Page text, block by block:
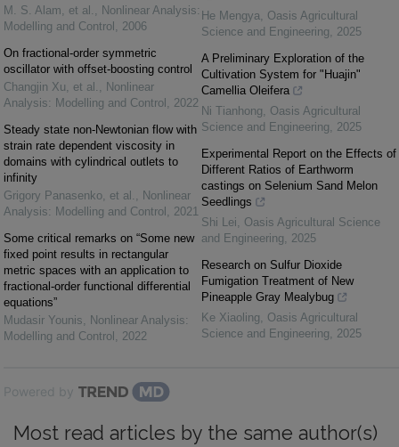
M. S. Alam, et al. , Nonlinear Analysis:
Modelling and Control , 2006
On fractional-order symmetric
oscillator with offset-boosting control
Changjin Xu, et al. , Nonlinear
Analysis: Modelling and Control , 2022
Steady state non-Newtonian flow with
strain rate dependent viscosity in
domains with cylindrical outlets to
infinity
Grigory Panasenko, et al. , Nonlinear
Analysis: Modelling and Control , 2021
Some critical remarks on “Some new
fixed point results in rectangular
metric spaces with an application to
fractional-order functional differential
equations”
Mudasir Younis, Nonlinear Analysis:
Modelling and Control , 2022
He Mengya, Oasis Agricultural
Science and Engineering, 2025
A Preliminary Exploration of the
Cultivation System for "Huajin"
Camellia Oleifera
Ni Tianhong, Oasis Agricultural
Science and Engineering, 2025
Experimental Report on the Effects of
Different Ratios of Earthworm
castings on Selenium Sand Melon
Seedlings
Shi Lei, Oasis Agricultural Science
and Engineering, 2025
Research on Sulfur Dioxide
Fumigation Treatment of New
Pineapple Gray Mealybug
Ke Xiaoling, Oasis Agricultural
Science and Engineering, 2025
Powered by
Most read articles by the same author(s)